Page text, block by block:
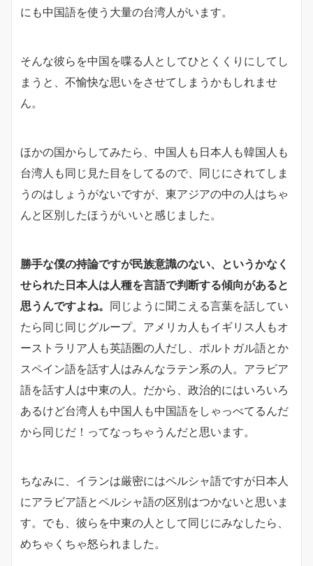
にも中国語を使う大量の台湾人がいます。
そんな彼らを中国を喋る人としてひとくくりにしてし
まうと、不愉快な思いをさせてしまうかもしれませ
ん。
ほかの国からしてみたら、中国人も日本人も韓国人も
台湾人も同じ見た目をしてるので、同じにされてしま
うのはしょうがないですが、東アジアの中の人はちゃ
んと区別したほうがいいと感じました。
勝手な僕の持論ですが民族意識のない、というかなく
せられた日本人は人種を言語で判断する傾向があると
思うんですよね。 同じように聞こえる言葉を話してい
たら同じ同じグループ。アメリカ人もイギリス人もオ
ーストラリア人も英語圏の人だし、ポルトガル語とか
スペイン語を話す人はみんなラテン系の人。アラビア
語を話す人は中東の人。だから、政治的にはいろいろ
あるけど台湾人も中国人も中国語をしゃっべてるんだ
から同じだ！ってなっちゃうんだと思います。
ちなみに、イランは厳密にはペルシャ語ですが日本人
にアラビア語とペルシャ語の区別はつかないと思いま
す。でも、彼らを中東の人として同じにみなしたら、
めちゃくちゃ怒られました。